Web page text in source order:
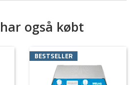
også købt
BESTSELLER